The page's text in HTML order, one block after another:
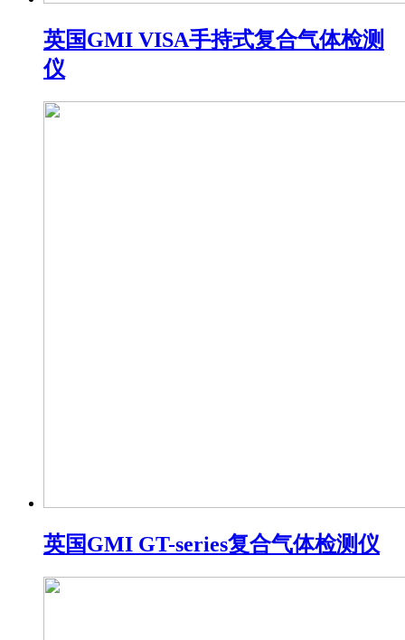
英国GMI VISA手持式复合气体检测
仪
英国GMI GT-series复合气体检测仪